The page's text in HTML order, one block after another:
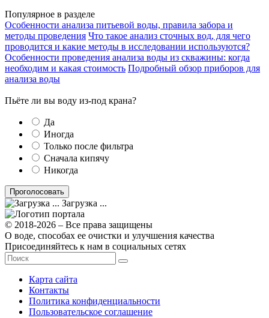
Популярное в разделе
Особенности анализа питьевой воды, правила забора и
методы проведения Что такое анализ сточных вод, для чего
проводится и какие методы в исследовании используются?
Особенности проведения анализа воды из скважины: когда
необходим и какая стоимость Подробный обзор приборов для
анализа воды
Пьёте ли вы воду из-под крана?
Да
Иногда
Только после фильтра
Сначала кипячу
Никогда
Загрузка ...
© 2018-2026 – Все права защищены
О воде, способах ее очистки и улучшения качества
Присоединяйтесь к нам в социальных сетях
Карта сайта
Контакты
Политика конфиденциальности
Пользовательское соглашение